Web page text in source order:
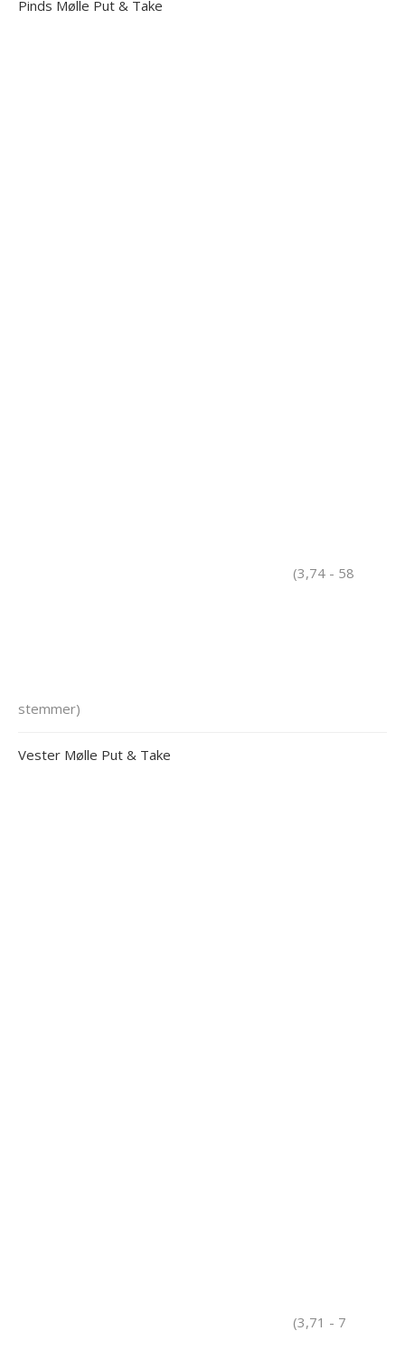
Pinds Mølle Put & Take
(3,74 - 58
stemmer)
Vester Mølle Put & Take
(3,71 - 7